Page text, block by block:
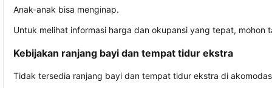
Anak-anak bisa menginap.
Untuk melihat informasi harga dan okupansi yang tepat,
Kebijakan ranjang bayi dan tempat tidur ekstra
Tidak tersedia ranjang bayi dan tempat tidur ekstra di